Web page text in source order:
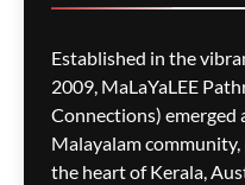
M5
Established in the
2009, MaLaYaLEE
Connections) emerged
Malayalam
the heart of Kerala,